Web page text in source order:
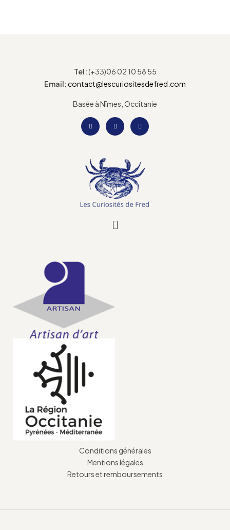
Tel:(+33)06 02 10 58 55
Email:contact@lescuriositesdefred.com
Basée à Nîmes, Occitanie
Conditions générales
Mentions légales
Retours et remboursements